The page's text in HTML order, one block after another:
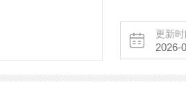
更新
2026-